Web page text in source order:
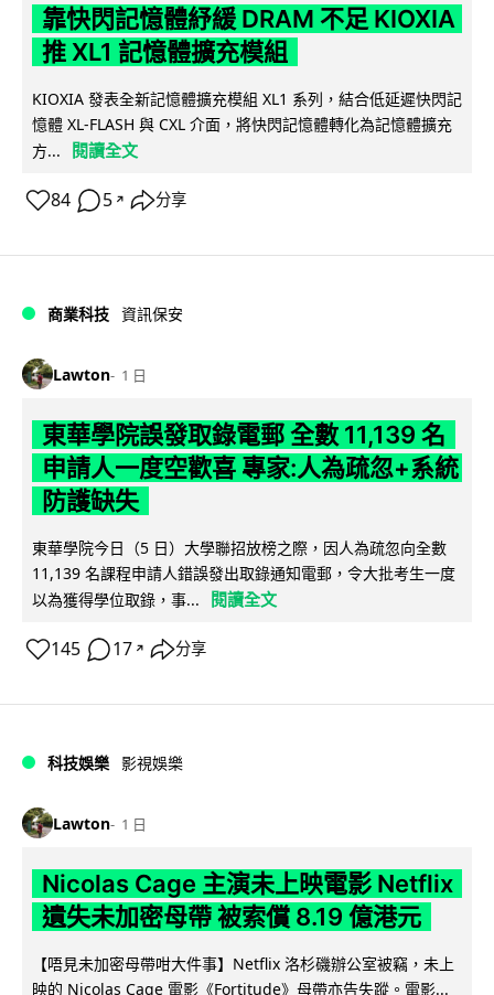
靠快閃記憶體紓緩 DRAM 不足 KIOXIA
推 XL1 記憶體擴充模組
KIOXIA 發表全新記憶體擴充模組 XL1 系列，結合低延遲快閃記
憶體 XL-FLASH 與 CXL 介面，將快閃記憶體轉化為記憶體擴充
方...
閱讀全文
84 5 ↗ 分享
商業科技 資訊保安
Lawton 1 日
東華學院誤發取錄電郵 全數 11,139 名
申請人一度空歡喜 專家:人為疏忽+系統
防護缺失
東華學院今日（5 日）大學聯招放榜之際，因人為疏忽向全數
11,139 名課程申請人錯誤發出取錄通知電郵，令大批考生一度
以為獲得學位取錄，事...
閱讀全文
145 17 ↗ 分享
科技娛樂 影視娛樂
Lawton 1 日
Nicolas Cage 主演未上映電影 Netflix
遺失未加密母帶 被索償 8.19 億港元
【唔見未加密母帶咁大件事】Netflix 洛杉磯辦公室被竊，未上
映的 Nicolas Cage 電影《Fortitude》母帶亦告失蹤。電影...